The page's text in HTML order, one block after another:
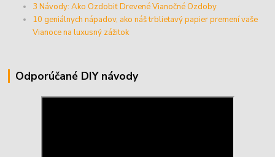
3 Návody: Ako Ozdobiť Drevené Vianočné Ozdoby
10 geniálnych nápadov, ako náš trblietavý papier premení vaše
Vianoce na luxusný zážitok
Odporúčané DIY návody